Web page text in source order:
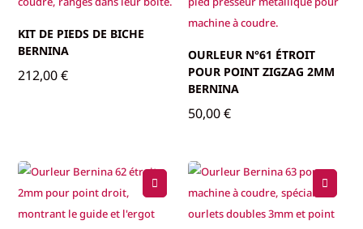
KIT DE PIEDS DE BICHE
BERNINA
212,00€
OURLEUR N°61 ÉTROIT
POUR POINT ZIGZAG 2MM
BERNINA
50,00€